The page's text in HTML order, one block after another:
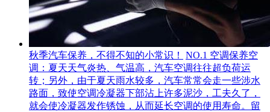
秋季汽车保养，不得不知的小常识！
NO.1 空调保养空
调：夏天天气炎热、气温高，汽车空调往往超负荷运
转；另外，由于夏天雨水较多，汽车常常会走一些涉水
路面，致使空调冷凝器下部沾上许多泥沙，工夫久了，
就会使冷凝器发作锈蚀，从而延长空调的使用寿命。留